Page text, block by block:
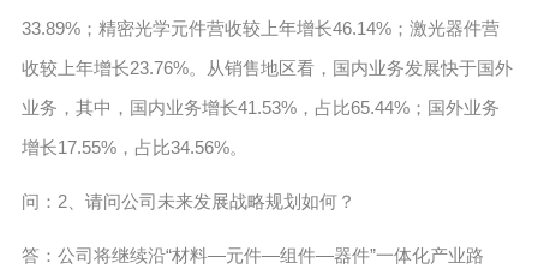
33.89%；精密光学元件营收较上年增长46.14%；激光器件营
收较上年增长23.76%。从销售地区看，国内业务发展快于国外
业务，其中，国内业务增长41.53%，占比65.44%；国外业务
增长17.55%，占比34.56%。
问：2、请问公司未来发展战略规划如何？
答：公司将继续沿“材料—元件—组件—器件”一体化产业路